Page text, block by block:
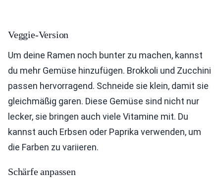
Veggie-Version
Um deine Ramen noch bunter zu machen, kannst
du mehr Gemüse hinzufügen. Brokkoli und Zucchini
passen hervorragend. Schneide sie klein, damit sie
gleichmäßig garen. Diese Gemüse sind nicht nur
lecker, sie bringen auch viele Vitamine mit. Du
kannst auch Erbsen oder Paprika verwenden, um
die Farben zu variieren.
Schärfe anpassen